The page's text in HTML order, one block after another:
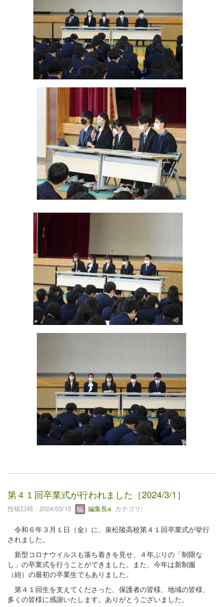
第４１回卒業式が行われました［2024/3/1］
投稿日時 : 2024/03/15 編集長a カテゴリ:
令和６年３月１日（金）に、泉松陵高校第４１回卒業式が挙行
されました。
新型コロナウイルスも落ち着きを見せ、４年ぶりの「制限な
し」の卒業式を行うことができました。また、今年は新制服
（紺）の最初の卒業生でもありました。
第４１回生を支えてくださった、保護者の皆様、地域の皆様、
多くの皆様に感謝いたします。ありがとうございました。